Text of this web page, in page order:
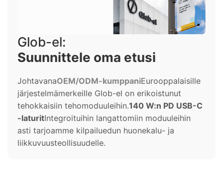
Glob-el:
Suunnittele oma etusi
JohtavanaOEM/ODM-kumppaniEurooppalaisille
järjestelmämerkeille Glob-el on erikoistunut
tehokkaisiin tehomoduuleihin.140 W:n PD USB-C
-laturitIntegroituihin langattomiin moduuleihin
asti tarjoamme kilpailuedun huonekalu- ja
liikkuvuusteollisuudelle.